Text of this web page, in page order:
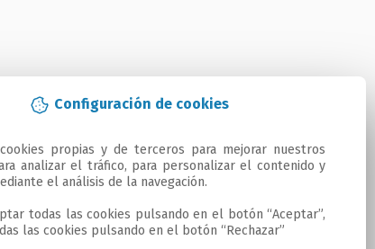
Configuración de cookies
propias y de terceros para mejorar nuestros
analizar el tráfico, para personalizar el contenido y
el análisis de la navegación.
todas las cookies pulsando en el botón “Aceptar”,
las cookies pulsando en el botón “Rechazar”